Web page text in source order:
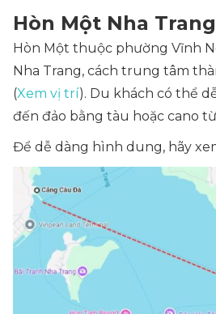
Hòn Một Nha
Hòn Một thuộc phường Vĩnh
Nha Trang, cách trung tâm
(Xem vị trí). Du khách có thể
đến đảo bằng tàu hoặc cano
Để dễ dàng hình dung, hãy